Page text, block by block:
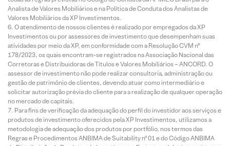
Analista de Valores Mobiliários e na Política de Conduta dos Analistas de
Valores Mobiliários da XP Investimentos.
O atendimento de nossos clientes é realizado por empregados da XP
Investimentos ou por assessores de investimento que desempenham suas
atividades por meio da XP, em conformidade com a Resolução CVM nº
178/2023, os quais encontram-se registrados na Associação Nacional das
Corretoras e Distribuidoras de Títulos e Valores Mobiliários – ANCORD. O
assessor de investimento não pode realizar consultoria, administração ou
gestão de patrimônio de clientes, devendo atuar como intermediário e
solicitar autorização prévia do cliente para a realização de qualquer operação
no mercado de capitais.
Para fins de verificação da adequação do perfil do investidor aos serviços e
produtos de investimento oferecidos pela XP Investimentos, utilizamos a
metodologia de adequação dos produtos por portfólio, nos termos das
Regras e Procedimentos ANBIMA de Suitability nº 01 e do Código ANBIMA